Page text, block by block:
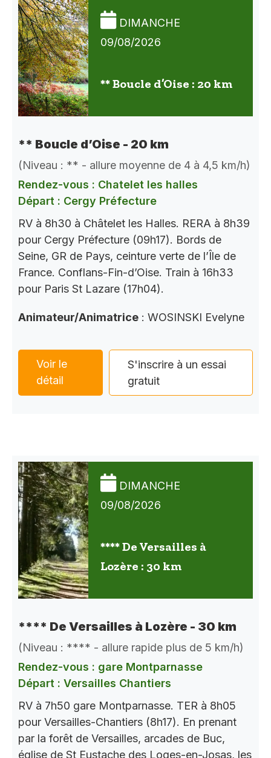
DIMANCHE
09/08/2026
** Boucle d’Oise : 20 km
** Boucle d’Oise - 20 km
(Niveau : ** - allure moyenne de 4 à 4,5 km/h)
Rendez-vous : Chatelet les halles
Départ : Cergy Préfecture
RV à 8h30 à Châtelet les Halles. RERA à 8h39
pour Cergy Préfecture (09h17). Bords de
Seine, GR de Pays, ceinture verte de l’Île de
France. Conflans-Fin-d’Oise. Train à 16h33
pour Paris St Lazare (17h04).
Animateur/Animatrice : WOSINSKI Evelyne
Voir le
détail
S'inscrire à un essai
gratuit
DIMANCHE
09/08/2026
**** De Versailles à
Lozère : 30 km
**** De Versailles à Lozère - 30 km
(Niveau : **** - allure rapide plus de 5 km/h)
Rendez-vous : gare Montparnasse
Départ : Versailles Chantiers
RV à 7h50 gare Montparnasse. TER à 8h05
pour Versailles-Chantiers (8h17). En prenant
par la forêt de Versailles, arcades de Buc,
église de St Eustache des Loges-en-Josas, les